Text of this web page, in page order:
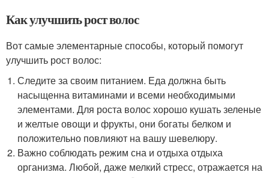
Как улучшить рост волос
Вот самые элементарные способы, который помогут
улучшить рост волос:
Следите за своим питанием. Еда должна быть
насыщенна витаминами и всеми необходимыми
элементами. Для роста волос хорошо кушать зеленые
и желтые овощи и фрукты, они богаты белком и
положительно повлияют на вашу шевелюру.
Важно соблюдать режим сна и отдыха отдыха
организма. Любой, даже мелкий стресс, отражается на